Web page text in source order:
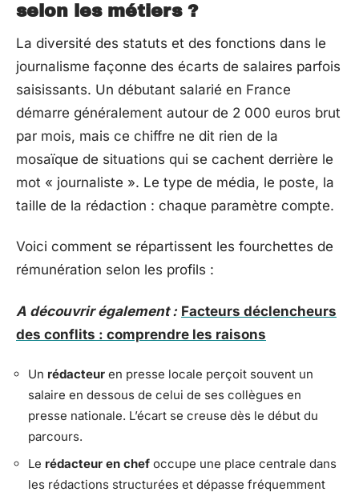
selon les métiers ?
La diversité des statuts et des fonctions dans le
journalisme façonne des écarts de salaires parfois
saisissants. Un débutant salarié en France
démarre généralement autour de 2 000 euros brut
par mois, mais ce chiffre ne dit rien de la
mosaïque de situations qui se cachent derrière le
mot « journaliste ». Le type de média, le poste, la
taille de la rédaction : chaque paramètre compte.
Voici comment se répartissent les fourchettes de
rémunération selon les profils :
A découvrir également : Facteurs déclencheurs
des conflits : comprendre les raisons
Un rédacteur en presse locale perçoit souvent un
salaire en dessous de celui de ses collègues en
presse nationale. L’écart se creuse dès le début du
parcours.
Le rédacteur en chef occupe une place centrale dans
les rédactions structurées et dépasse fréquemment